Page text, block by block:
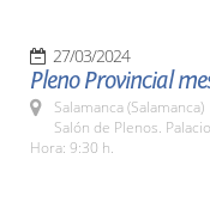
27/03/2024
Pleno Provincial
Salamanca (Salamanca)
Salón de Plenos.
Hora: 9:30 h.